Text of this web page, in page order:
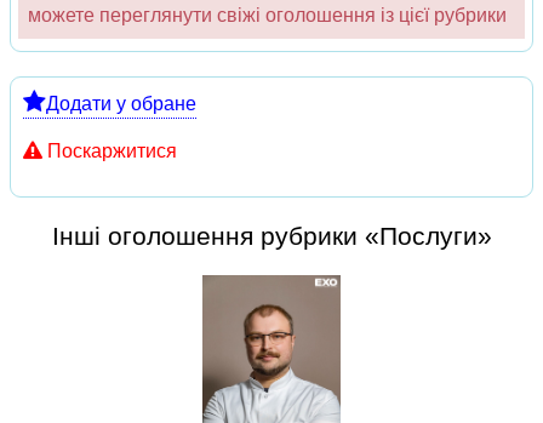
можете переглянути свіжі оголошення із цієї рубрики
Додати у обране
Поскаржитися
Інші оголошення рубрики «Послуги»